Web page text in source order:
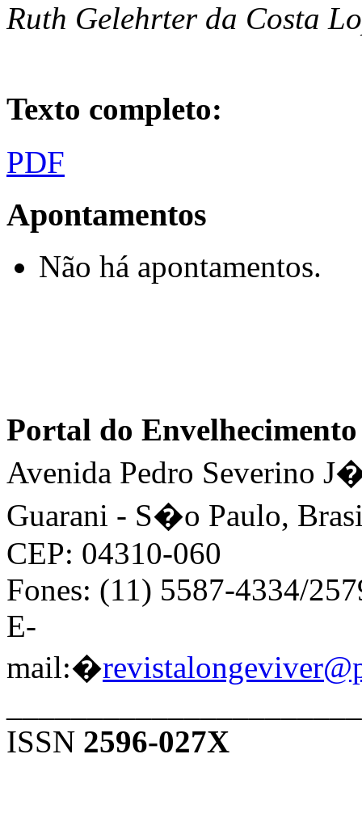
Ruth Gelehrter da Costa
Texto completo:
PDF
Apontamentos
Não há apontamentos.
Portal do
Avenida Pedro Severino
Guarani - S�o Paulo,
CEP: 04310-060
Fones: (11) 5587-4334/
E-
mail:�
ISSN 2596-027X